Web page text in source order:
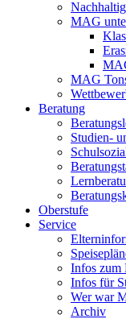
MAG
MAG
Beratung
Studien-
Oberstufe
Service
Infos zum
Infos für
Wer war
Archiv